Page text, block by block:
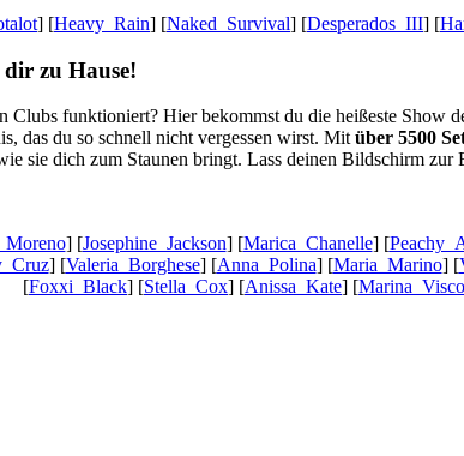
] [Heavy_Rain] [Naked_Survival] [Desperados_III] [
zu Hause!
Clubs funktioniert? Hier bekommst du die heißeste Show
das du so schnell nicht vergessen wirst. Mitüber 5500
sie dich zum Staunen bringt. Lass deinen Bildschirm
] [Josephine_Jackson] [Marica_Chanelle] [
] [Valeria_Borghese] [Anna_Polina] [Maria_Marino] [
[Foxxi_Black] [Stella_Cox] [Anissa_Kate] [